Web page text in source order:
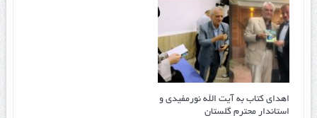
اهدای کتاب به آیت الله نورمفیدی و
استاندار محترم گلستان